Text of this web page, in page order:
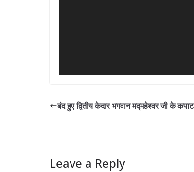
बंद हुए द्वितीय केदार भगवान मद्महेश्वर जी के कपाट
Leave a Reply